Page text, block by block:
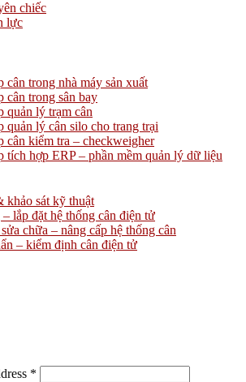
chiếc
lực
cân trong nhà máy sản xuất
cân trong sân bay
quản lý trạm cân
quản lý cân silo cho trang trại
cân kiểm tra – checkweigher
tích hợp ERP – phần mềm quản lý dữ liệu
khảo sát kỹ thuật
lắp đặt hệ thống cân điện tử
chữa – nâng cấp hệ thống cân
– kiểm định cân điện tử
*